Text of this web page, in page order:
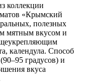
коллекции
«Крымский
полезных
мятным вкусом и
календула. Способ
градусов) и
вкуса